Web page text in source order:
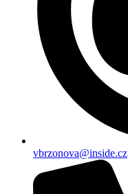
vbrzonova@inside.cz